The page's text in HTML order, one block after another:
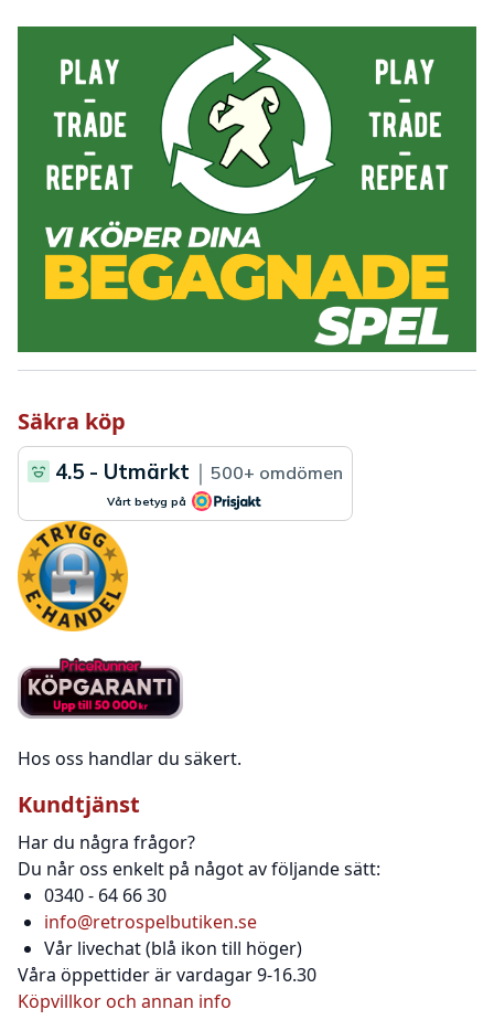
Säkra köp
Hos oss handlar du säkert.
Kundtjänst
Har du några frågor?
Du når oss enkelt på något av följande sätt:
0340 - 64 66 30
info@retrospelbutiken.se
Vår livechat (blå ikon till höger)
Våra öppettider är vardagar 9-16.30
Köpvillkor och annan info